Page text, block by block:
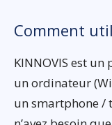
Comment
KINNOVIS est
un ordinateur
un smartphone /